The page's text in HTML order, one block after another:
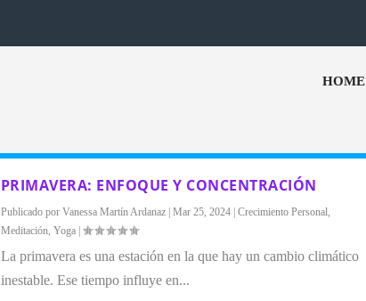
HOME
PRIMAVERA: ENFOQUE Y CONCENTRACIÓN
Publicado por Vanessa Martín Ardanaz| Mar 25, 2024| Crecimiento Personal,
Meditación, Yoga|
La primavera es una estación en la que hay un cambio climático
inestable. Ese tiempo influye en...